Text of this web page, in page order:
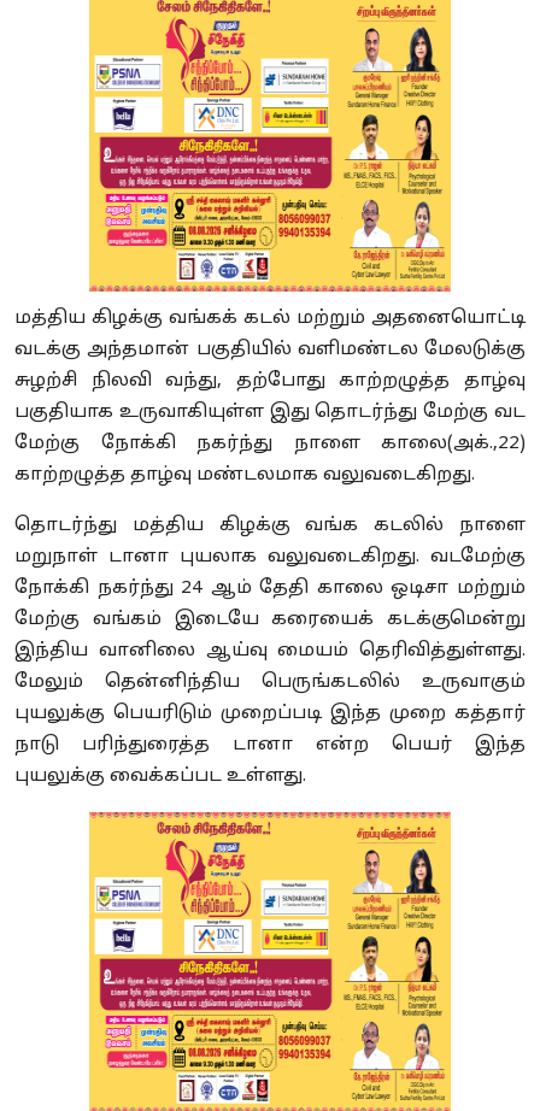
மத்திய கிழக்கு வங்கக் கடல் மற்றும் அதனையொட்டி
வடக்கு அந்தமான் பகுதியில் வளிமண்டல மேலடுக்கு
சுழற்சி நிலவி வந்து, தற்போது காற்றழுத்த தாழ்வு
பகுதியாக உருவாகியுள்ள இது தொடர்ந்து மேற்கு வட
மேற்கு நோக்கி நகர்ந்து நாளை காலை(அக்.,22)
காற்றழுத்த தாழ்வு மண்டலமாக வலுவடைகிறது.
தொடர்ந்து மத்திய கிழக்கு வங்க கடலில் நாளை
மறுநாள் டானா புயலாக வலுவடைகிறது. வடமேற்கு
நோக்கி நகர்ந்து 24 ஆம் தேதி காலை ஒடிசா மற்றும்
மேற்கு வங்கம் இடையே கரையைக் கடக்குமென்று
இந்திய வானிலை ஆய்வு மையம் தெரிவித்துள்ளது.
மேலும் தென்னிந்திய பெருங்கடலில் உருவாகும்
புயலுக்கு பெயரிடும் முறைப்படி இந்த முறை கத்தார்
நாடு பரிந்துரைத்த டானா என்ற பெயர் இந்த
புயலுக்கு வைக்கப்பட உள்ளது.